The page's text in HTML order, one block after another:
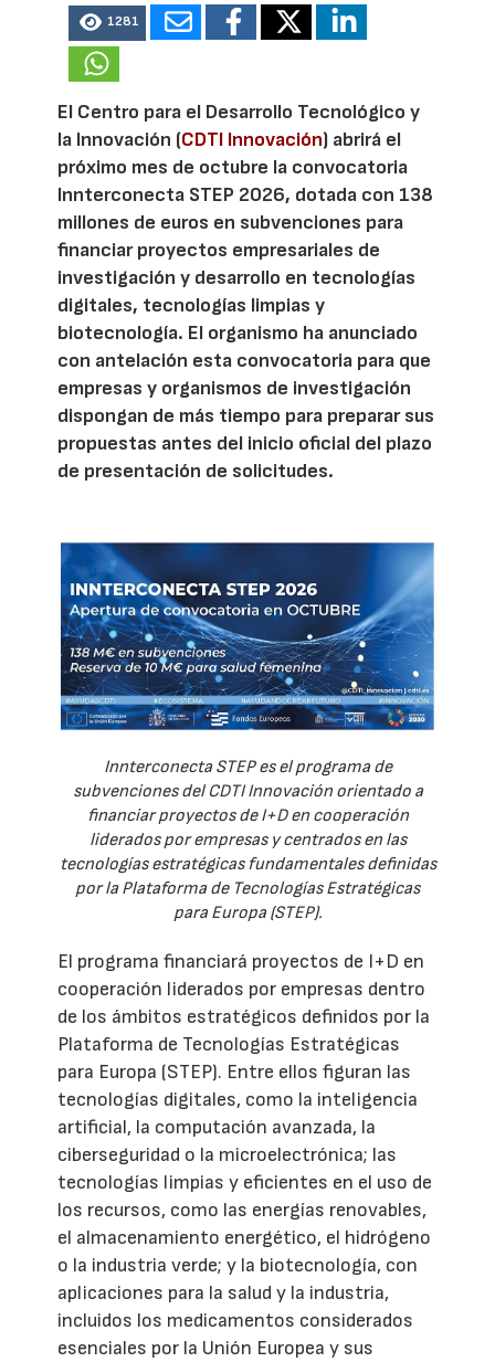
1281
El Centro para el Desarrollo Tecnológico y
la Innovación (CDTI Innovación) abrirá el
próximo mes de octubre la convocatoria
Innterconecta STEP 2026, dotada con 138
millones de euros en subvenciones para
financiar proyectos empresariales de
investigación y desarrollo en tecnologías
digitales, tecnologías limpias y
biotecnología. El organismo ha anunciado
con antelación esta convocatoria para que
empresas y organismos de investigación
dispongan de más tiempo para preparar sus
propuestas antes del inicio oficial del plazo
de presentación de solicitudes.
Innterconecta STEP es el programa de
subvenciones del CDTI Innovación orientado a
financiar proyectos de I+D en cooperación
liderados por empresas y centrados en las
tecnologías estratégicas fundamentales definidas
por la Plataforma de Tecnologías Estratégicas
para Europa (STEP).
El programa financiará proyectos de I+D en
cooperación liderados por empresas dentro
de los ámbitos estratégicos definidos por la
Plataforma de Tecnologías Estratégicas
para Europa (STEP). Entre ellos figuran las
tecnologías digitales, como la inteligencia
artificial, la computación avanzada, la
ciberseguridad o la microelectrónica; las
tecnologías limpias y eficientes en el uso de
los recursos, como las energías renovables,
el almacenamiento energético, el hidrógeno
o la industria verde; y la biotecnología, con
aplicaciones para la salud y la industria,
incluidos los medicamentos considerados
esenciales por la Unión Europea y sus